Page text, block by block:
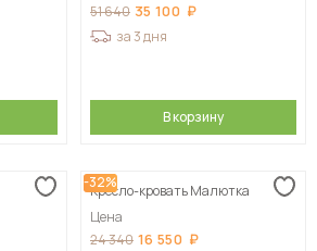
51 640 35 100
за 3 дня
В корзину
-32%
Кресло-кровать Малютка
Цена
24 340 16 550